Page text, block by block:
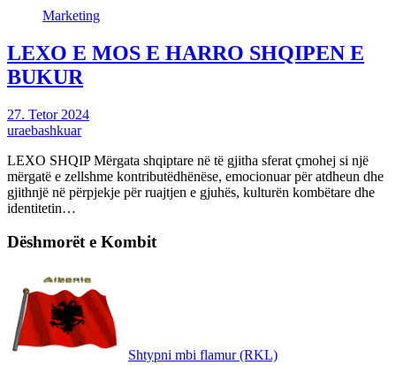
Marketing
LEXO E MOS E HARRO SHQIPEN E
BUKUR
27. Tetor 2024
uraebashkuar
LEXO SHQIP Mërgata shqiptare në të gjitha sferat çmohej si një
mërgatë e zellshme kontributëdhënëse, emocionuar për atdheun dhe
gjithnjë në përpjekje për ruajtjen e gjuhës, kulturën kombëtare dhe
identitetin…
Dëshmorët e Kombit
Shtypni mbi flamur (RKL)